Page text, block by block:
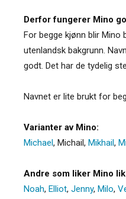
Derfor fungerer Mino
For begge kjønn blir Mino
utenlandsk bakgrunn.
godt. Det har de tydelig
Navnet er lite brukt for
Varianter av Mino:
Michael, Michail, Mikhail,
Andre som liker Mino
Noah, Elliot, Jenny, Milo,